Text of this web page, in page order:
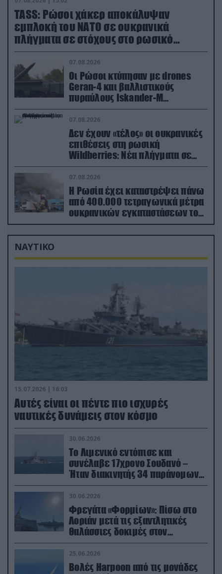
TASS: Ρώσοι χάκερ αποκάλυψαν
εμπλοκή του ΝΑΤΟ σε ουκρανικά
πλήγματα σε στόχους στο ρωσικό
έδαφος!
07.08.2026
Οι Ρώσοι κτύπησαν με drones
Geran-4 και βαλλιστικούς
πυραύλους Iskander-M
ουκρανικό τρένο με στρατιωτικό
εξοπλισμό
07.08.2026
Δεν έχουν «τέλος» οι ουκρανικές
επιθέσεις στη ρωσική
Wildberries: Νέα πλήγματα σε
εγκαταστάσεις στα Ουράλια
07.08.2026
Η Ρωσία έχει καταστρέψει πάνω
από 400.000 τετραγωνικά μέτρα
ουκρανικών εγκαταστάσεων τον
Ιούλιο
ΝΑΥΤΙΚΟ
15.07.2026 | 16:03
Aυτές είναι οι πέντε πιο ισχυρές
ναυτικές δυνάμεις στον κόσμο
30.06.2026
Το Λιμενικό εντόπισε και
συνέλαβε 17χρονο Σουδανό –
Ήταν διακινητής 34 παράνομων
μεταναστών
30.06.2026
Φρεγάτα «Φορμίων»: Πίσω στο
Λοριάν μετά τις εξαντλητικές
θαλάσσιες δοκιμές στον
απαιτητικό Βισκαϊκό
25.06.2026
Βολές Harpoon από τις μονάδες